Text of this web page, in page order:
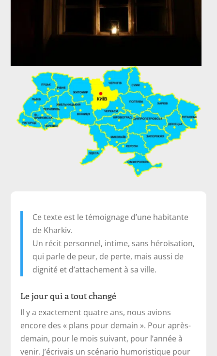
Ce texte est le témoignage d’une habitante
de Kharkiv.
Un récit personnel, intime, sans héroïsation,
qui parle de peur, de perte, mais aussi de
dignité et d’attachement à sa ville.
Le jour qui a tout changé
Il y a exactement quatre ans, nous avions
encore des « plans pour demain ». Pour après-
demain, pour le mois suivant, pour l’année à
venir. J’écrivais un scénario humoristique pour